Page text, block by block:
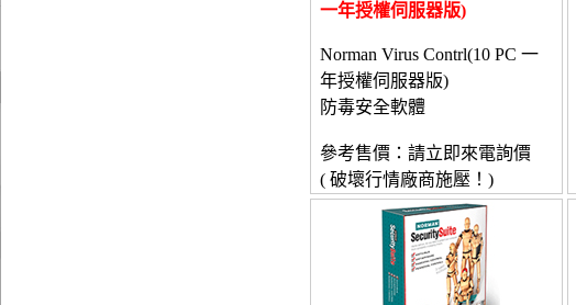
一年授權伺服器版)
Norman Virus Contrl(10 PC 一
年授權伺服器版)
防毒安全軟體
參考售價：請立即來電詢價
( 破壞行情廠商施壓！)